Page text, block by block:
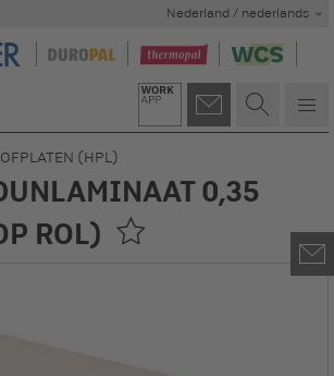
Nederland / nederlands
(HPL)
0,35
ROL)